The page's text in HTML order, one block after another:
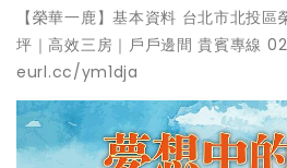
【榮華一鹿】基本資料 台北市北投
坪｜高效三房｜戶戶邊間 貴賓專線
eurl.cc/ym1dja